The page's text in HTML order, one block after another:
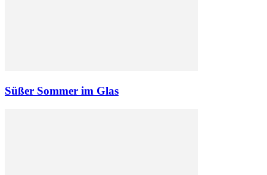
Süßer Sommer im Glas